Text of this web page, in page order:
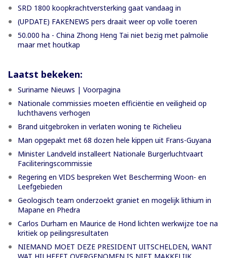
SRD 1800 koopkrachtversterking gaat vandaag in
(UPDATE) FAKENEWS pers draait weer op volle toeren
50.000 ha - China Zhong Heng Tai niet bezig met palmolie
maar met houtkap
Laatst bekeken:
Suriname Nieuws | Voorpagina
Nationale commissies moeten efficiëntie en veiligheid op
luchthavens verhogen
Brand uitgebroken in verlaten woning te Richelieu
Man opgepakt met 68 dozen hele kippen uit Frans-Guyana
Minister Landveld installeert Nationale Burgerluchtvaart
Faciliteringscommissie
Regering en VIDS bespreken Wet Bescherming Woon- en
Leefgebieden
Geologisch team onderzoekt graniet en mogelijk lithium in
Mapane en Phedra
Carlos Durham en Maurice de Hond lichten werkwijze toe na
kritiek op peilingsresultaten
NIEMAND MOET DEZE PRESIDENT UITSCHELDEN, WANT